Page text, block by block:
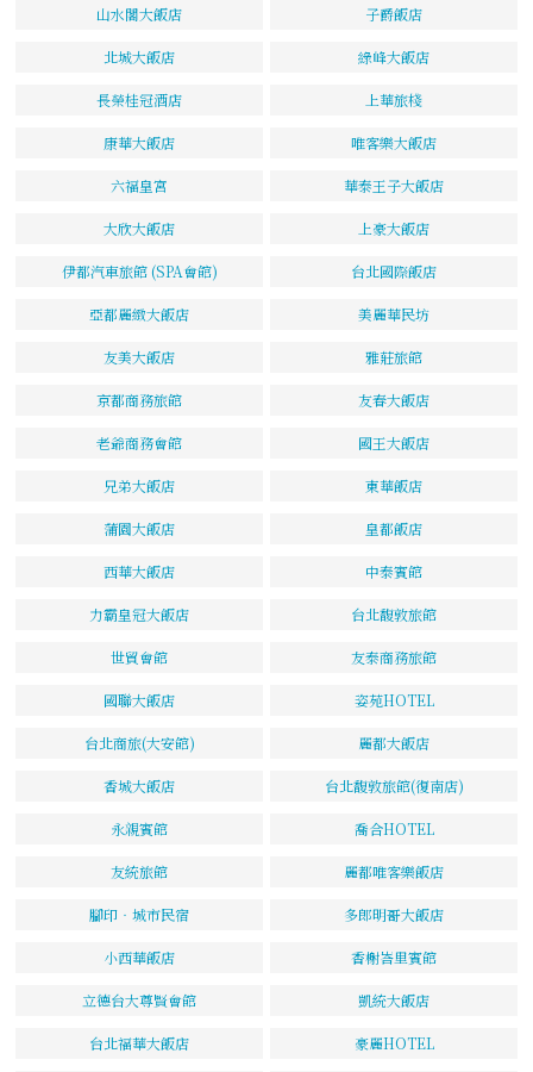
山水閣大飯店 子爵飯店
北城大飯店 綠峰大飯店
長榮桂冠酒店 上華旅棧
康華大飯店 唯客樂大飯店
六福皇宮 華泰王子大飯店
大欣大飯店 上豪大飯店
伊都汽車旅館 (SPA會館) 台北國際飯店
亞都麗緻大飯店 美麗華民坊
友美大飯店 雅莊旅館
京都商務旅館 友春大飯店
老爺商務會館 國王大飯店
兄弟大飯店 東華飯店
蒲園大飯店 皇都飯店
西華大飯店 中泰賓館
力霸皇冠大飯店 台北馥敦旅館
世貿會館 友泰商務旅館
國聯大飯店 姿苑HOTEL
台北商旅(大安館) 麗都大飯店
香城大飯店 台北馥敦旅館(復南店)
永親賓館 喬合HOTEL
友統旅館 麗都唯客樂飯店
腳印‧城市民宿 多郎明哥大飯店
小西華飯店 香榭峇里賓館
立德台大尊賢會館 凱統大飯店
台北福華大飯店 豪麗HOTEL